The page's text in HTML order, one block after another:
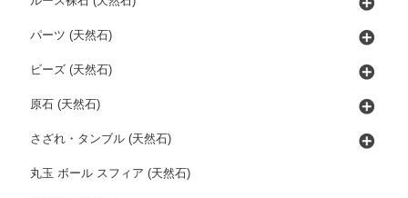
パーツ (天然石)
ビーズ (天然石)
原石 (天然石)
さざれ・タンブル (天然石)
丸玉 ボール スフィア (天然石)